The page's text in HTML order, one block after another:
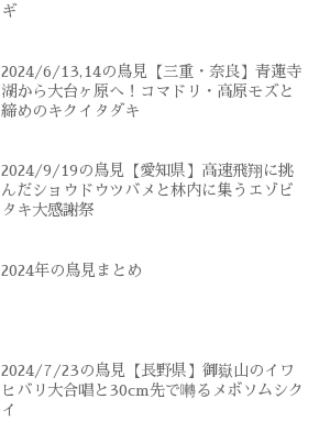
ギ
2024/6/13,14の鳥見【三重・奈良】青蓮寺
湖から大台ヶ原へ！コマドリ・高原モズと
締めのキクイタダキ
2024/9/19の鳥見【愛知県】高速飛翔に挑
んだショウドウツバメと林内に集うエゾビ
タキ大感謝祭
2024年の鳥見まとめ
2024/7/23の鳥見【長野県】御嶽山のイワ
ヒバリ大合唱と30cm先で囀るメボソムシク
イ